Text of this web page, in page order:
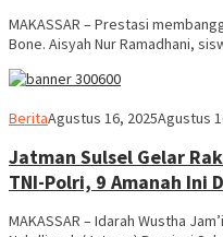
MAKASSAR – Prestasi
Bone. Aisyah Nur Ramadhani,
BeritaIlham
Agustus 16, 2025Agustus
Jatman Sulsel Gelar
TNI-Polri, 9 Amanah Ini
MAKASSAR – Idarah Wustha